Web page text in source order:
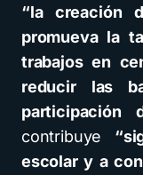
“la creación
promueva la
trabajos en
reducir las
participación
contribuye
escolar y a